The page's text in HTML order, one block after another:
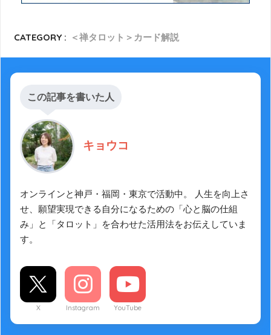
CATEGORY : ＜禅タロット＞カード解説
この記事を書いた人
キョウコ
オンラインと神戸・福岡・東京で活動中。 人生を向上さ
せ、願望実現できる自分になるための「心と脳の仕組
み」と「タロット」を合わせた活用法をお伝えしていま
す。
X Instagram YouTube